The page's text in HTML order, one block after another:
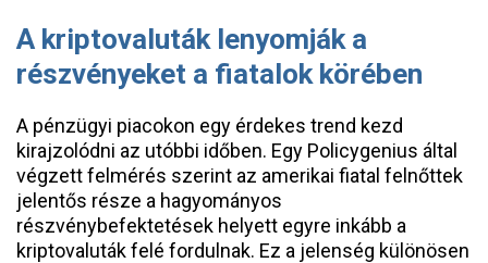
A kriptovaluták lenyomják a
részvényeket a fiatalok körében
A pénzügyi piacokon egy érdekes trend kezd
kirajzolódni az utóbbi időben. Egy Policygenius által
végzett felmérés szerint az amerikai fiatal felnőttek
jelentős része a hagyományos
részvénybefektetések helyett egyre inkább a
kriptovaluták felé fordulnak. Ez a jelenség különösen